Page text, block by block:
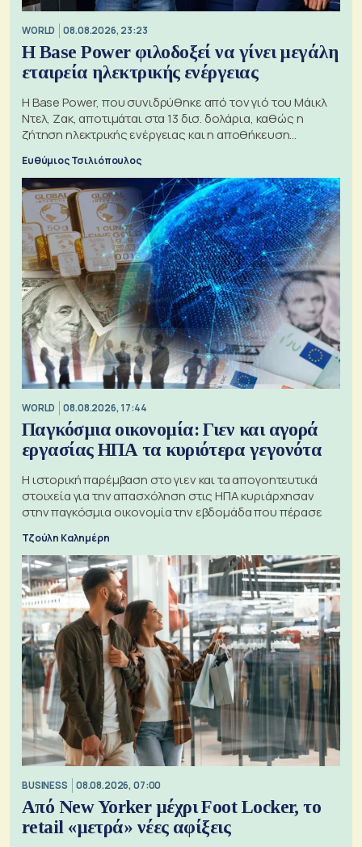
WORLD 08.08.2026, 23:23
Η Base Power φιλοδοξεί να γίνει μεγάλη
εταιρεία ηλεκτρικής ενέργειας
Η Base Power, που συνιδρύθηκε από τον γιό του Μάικλ
Ντελ, Ζακ, αποτιμάται στα 13 δισ. δολάρια, καθώς η
ζήτηση ηλεκτρικής ενέργειας και η αποθήκευση
Ευθύμιος Τσιλιόπουλος
WORLD 08.08.2026, 17:44
Παγκόσμια οικονομία: Γιεν και αγορά
εργασίας ΗΠΑ τα κυριότερα γεγονότα
Η ιστορική παρέμβαση στο γιεν και τα απογοητευτικά
στοιχεία για την απασχόληση στις ΗΠΑ κυριάρχησαν
στην παγκόσμια οικονομία την εβδομάδα που πέρασε
Τζούλη Καλημέρη
BUSINESS 08.08.2026, 07:00
Από New Yorker μέχρι Foot Locker, το
retail «μετρά» νέες αφίξεις